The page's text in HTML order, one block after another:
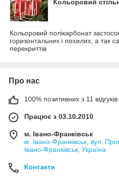
Кольоровий
Кольоровий полікарбонат
горизонтальних і похилих, а так
перекриттів
Про нас
100% позитивних з 11 відгуків
Працює з 03.10.2010
м. Івано-Франківськ
м. Івано-Франківськ, вул.
Івано-Франківськ, Україна
Контакти